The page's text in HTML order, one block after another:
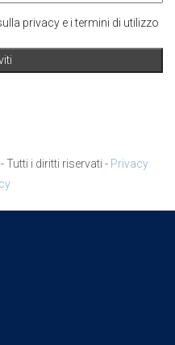
privacy e i termini di utilizzo
Tutti i diritti riservati - Privacy